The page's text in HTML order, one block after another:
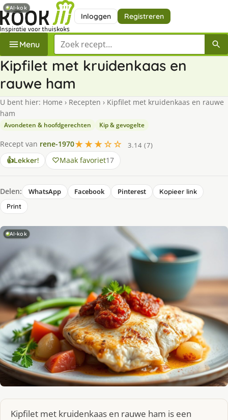
Inloggen Registreren
Menu Zoek een recept
Kipfilet met kruidenkaas en
rauwe ham
U bent hier: Home › Recepten › Kipfilet met kruidenkaas en rauwe
ham
Avondeten & hoofdgerechten Kip & gevogelte
Recept van rene-1970★★★☆☆
3.14 (7)
👍Lekker! Maak favoriet17
Delen: WhatsApp Facebook Pinterest
Kopieer link
Print
AI-kok
Kipfilet met kruidenkaas en rauwe ham is een
AI-kok